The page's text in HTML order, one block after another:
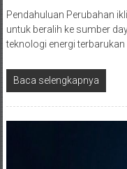
Pendahuluan Perubahan
untuk beralih ke sumber
teknologi energi
Baca selengkapnya